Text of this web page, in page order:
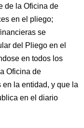
de la Oficina de
en el pliego;
se
del Pliego en el
en todos los
Oficina de
la entidad, y que la
en el diario